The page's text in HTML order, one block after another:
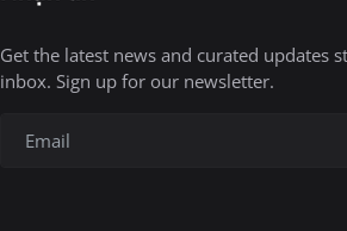
Get the latest news and curated updates
inbox. Sign up for our newsletter.